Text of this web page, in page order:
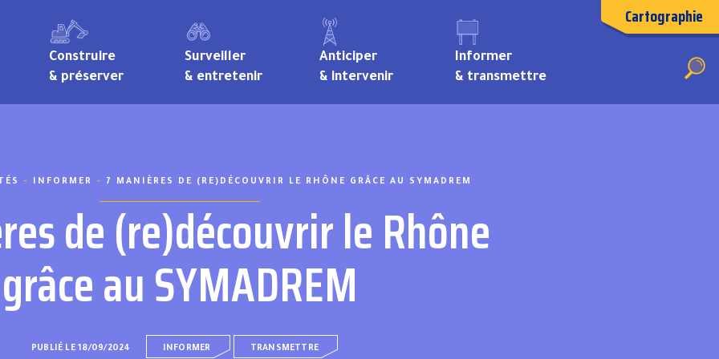
Construire
& préserver
Surveiller
& entretenir
Anticiper
& intervenir
Informer
& transmettre
Cartographie
- INFORMER - 7 MANIÈRES DE (RE)DÉCOUVRIR LE RHÔNE GRÂCE AU SYMADREM
de (re)découvrir le Rhône
grâce au SYMADREM
PUBLIÉ LE 18/09/2024 INFORMER TRANSMETTRE